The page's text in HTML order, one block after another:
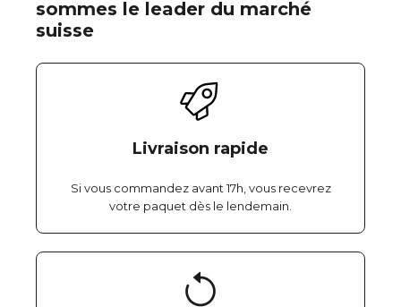
sommes le leader du marché
suisse
Livraison rapide
Si vous commandez avant 17h, vous recevrez
votre paquet dès le lendemain.